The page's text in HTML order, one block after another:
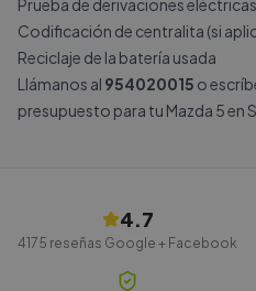
Prueba de derivaciones eléctricas
Codificación de centralita (si
Reciclaje de la batería usada
Llámanos al 954020015 o
presupuesto para tu Mazda 5 en
4.7
4175 reseñas Google + Facebook